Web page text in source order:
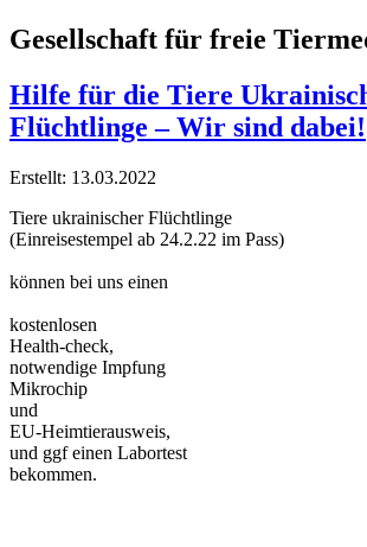
Gesellschaft für freie
Hilfe für die Tiere
Flüchtlinge – Wir sind dabei!
Erstellt: 13.03.2022
Tiere ukrainischer Flüchtlinge
(Einreisestempel ab 24.2.22 im Pass)
können bei uns einen
kostenlosen
Health-check,
notwendige Impfung
Mikrochip
und
EU-Heimtierausweis,
und ggf einen Labortest
bekommen.